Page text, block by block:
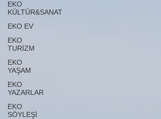
EKO
KÜLTÜR&SANAT
EKO EV
EKO
TURİZM
EKO
YAŞAM
EKO
YAZARLAR
EKO
SÖYLEŞİ